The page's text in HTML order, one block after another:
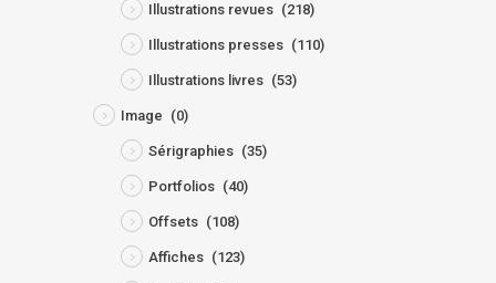
Illustrations revues (218)
Illustrations presses (110)
Illustrations livres (53)
Image (0)
Sérigraphies (35)
Portfolios (40)
Offsets (108)
Affiches (123)